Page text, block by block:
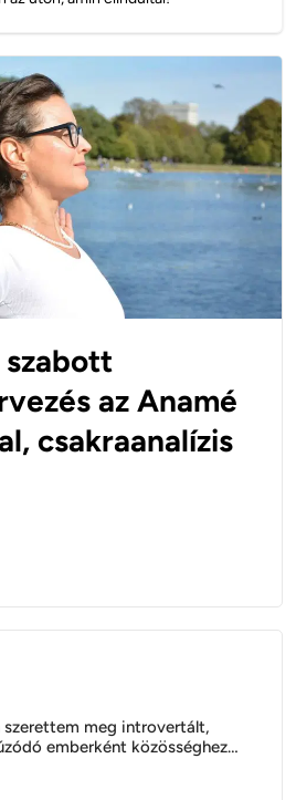
szabott
az Anamé
csakraanalízis
szerettem meg introvertált,
emberként közösséghez